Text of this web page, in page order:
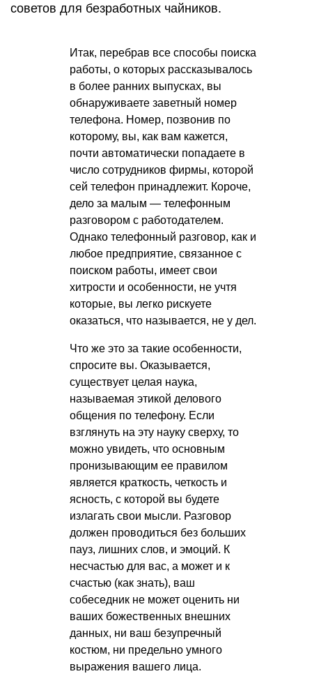
советов для безработных чайников.
Итак, перебрав все способы поиска
работы, о которых рассказывалось
в более ранних выпусках, вы
обнаруживаете заветный номер
телефона. Номер, позвонив по
которому, вы, как вам кажется,
почти автоматически попадаете в
число сотрудников фирмы, которой
сей телефон принадлежит. Короче,
дело за малым — телефонным
разговором с работодателем.
Однако телефонный разговор, как и
любое предприятие, связанное с
поиском работы, имеет свои
хитрости и особенности, не учтя
которые, вы легко рискуете
оказаться, что называется, не у дел.
Что же это за такие особенности,
спросите вы. Оказывается,
существует целая наука,
называемая этикой делового
общения по телефону. Если
взглянуть на эту науку сверху, то
можно увидеть, что основным
пронизывающим ее правилом
является краткость, четкость и
ясность, с которой вы будете
излагать свои мысли. Разговор
должен проводиться без больших
пауз, лишних слов, и эмоций. К
несчастью для вас, а может и к
счастью (как знать), ваш
собеседник не может оценить ни
ваших божественных внешних
данных, ни ваш безупречный
костюм, ни предельно умного
выражения вашего лица.